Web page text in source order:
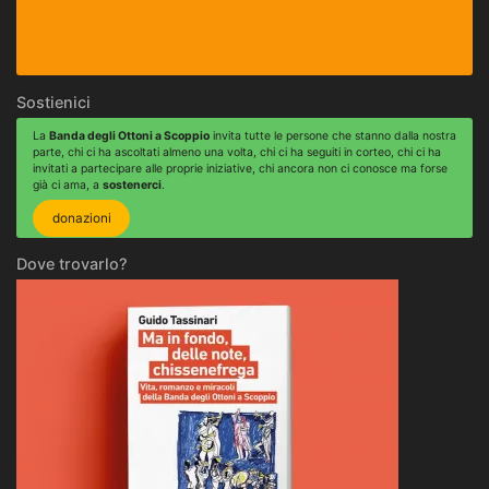
Sostienici
La Banda degli Ottoni a Scoppio invita tutte le persone che stanno dalla nostra
parte, chi ci ha ascoltati almeno una volta, chi ci ha seguiti in corteo, chi ci ha
invitati a partecipare alle proprie iniziative, chi ancora non ci conosce ma forse
già ci ama, a sostenerci.
donazioni
Dove trovarlo?